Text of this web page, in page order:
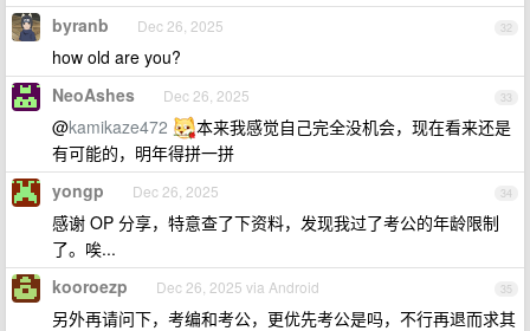
32
byranb Dec 26, 2025
how old are you?
33
NeoAshes Dec 26, 2025
@kamikaze472
本来我感觉自己完全没机会，现在看来还是
有可能的，明年得拼一拼
34
yongp Dec 26, 2025
感谢 OP 分享，特意查了下资料，发现我过了考公的年龄限制
了。唉...
35
kooroezp Dec 26, 2025 via Android
另外再请问下，考编和考公，更优先考公是吗，不行再退而求其